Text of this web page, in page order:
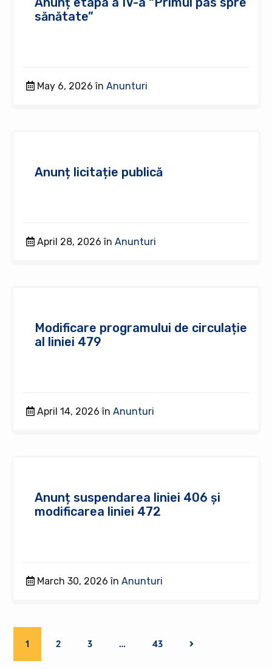
sănătate”
May 6, 2026 înAnunturi
Anunț licitație publică
April 28, 2026 înAnunturi
Modificare programului de circulație
al liniei 479
April 14, 2026 înAnunturi
Anunț suspendarea liniei 406 și
modificarea liniei 472
March 30, 2026 înAnunturi
1 2 3 … 43